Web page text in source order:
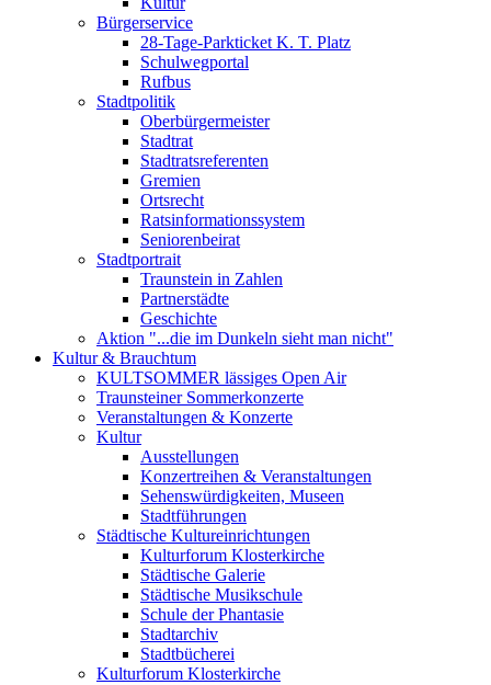
Bürgerservice
28-Tage-Parkticket K. T. Platz
Schulwegportal
Rufbus
Stadtpolitik
Oberbürgermeister
Stadtrat
Stadtratsreferenten
Gremien
Ortsrecht
Ratsinformationssystem
Seniorenbeirat
Stadtportrait
Traunstein in Zahlen
Partnerstädte
Geschichte
Aktion "...die im Dunkeln sieht man nicht"
Kultur & Brauchtum
KULTSOMMER lässiges Open Air
Traunsteiner Sommerkonzerte
Veranstaltungen & Konzerte
Kultur
Ausstellungen
Konzertreihen & Veranstaltungen
Sehenswürdigkeiten, Museen
Stadtführungen
Städtische Kultureinrichtungen
Kulturforum Klosterkirche
Städtische Galerie
Städtische Musikschule
Schule der Phantasie
Stadtarchiv
Stadtbücherei
Kulturforum Klosterkirche